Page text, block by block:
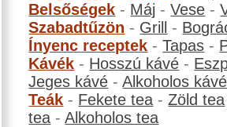
Belsőségek - Máj -Vese -
Szabadtűzön - Grill -
Ínyenc receptek -Tapas -
Kávék - Hosszú kávé -
Jeges kávé -Alkoholos kávé
Teák - Fekete tea -Zöld tea
tea -Alkoholos tea